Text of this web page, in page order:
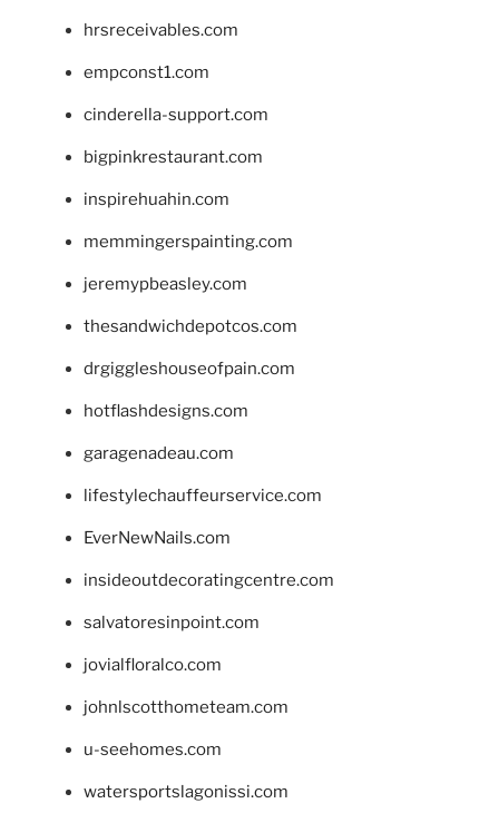
hrsreceivables.com
empconst1.com
cinderella-support.com
bigpinkrestaurant.com
inspirehuahin.com
memmingerspainting.com
jeremypbeasley.com
thesandwichdepotcos.com
drgiggleshouseofpain.com
hotflashdesigns.com
garagenadeau.com
lifestylechauffeurservice.com
EverNewNails.com
insideoutdecoratingcentre.com
salvatoresinpoint.com
jovialfloralco.com
johnlscotthometeam.com
u-seehomes.com
watersportslagonissi.com